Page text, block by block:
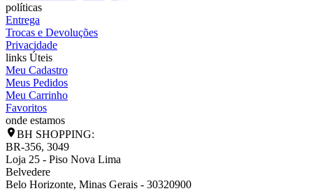
políticas
Entrega
Trocas e Devoluções
Privacidade
links Úteis
Meu Cadastro
Meus Pedidos
Meu Carrinho
Favoritos
onde estamos
BH SHOPPING:
BR-356, 3049
Loja 25 - Piso Nova Lima
Belvedere
Belo Horizonte, Minas Gerais - 30320900